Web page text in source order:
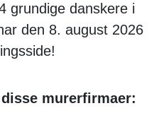
grundige danskere i
den 8. august 2026
murerfirmaer: